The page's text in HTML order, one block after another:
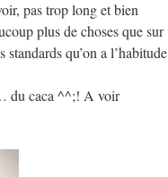
pas trop long et bien
plus de choses que sur
qu’on a l’habitude
du caca ^^;! A voir